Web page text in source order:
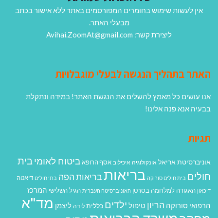
אין לעשות שימוש בחומרים המפורסמים באתר ללא אישור בכתב
מבעלי האתר.
ליצירת קשר: Avihai.ZoomAt@gmail.com
האתר בתהליך הנגשה לבעלי מוגבלויות
אנו עושים כל מאמץ להשלים את הנגשת האתר! במידה ונתקלת
בבעיה אנא פנה אלינו!
תגיות
אוניברסיטת אריאל אונקולוגיה איכילוב אסף הרופא ביטוח לאומיבית
חולים בית חולים סורוקה בריאותבריאות הפה בתי חולים דיאטה
דיכאון האגודה למלחמה בסרטן האוניברסיטה העברית הגיל השלישי המרכז
הרפואי סורוקה הריון טיפול ילדים כללית לידה ליצמן מד"א